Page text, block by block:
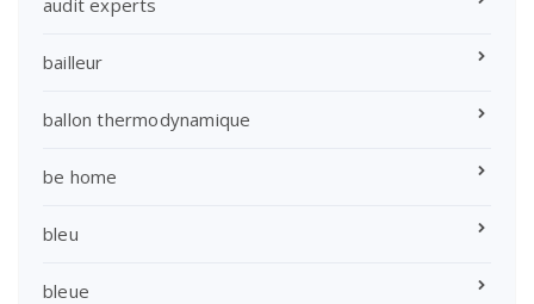
bailleur
ballon thermodynamique
be home
bleu
bleue